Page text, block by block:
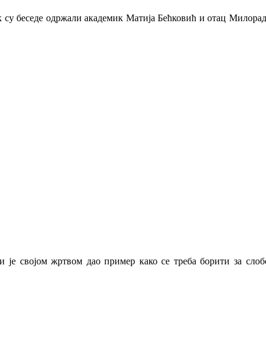
беседе одржали академик Матија Бећковић и отац
својом жртвом дао пример како се треба борити за